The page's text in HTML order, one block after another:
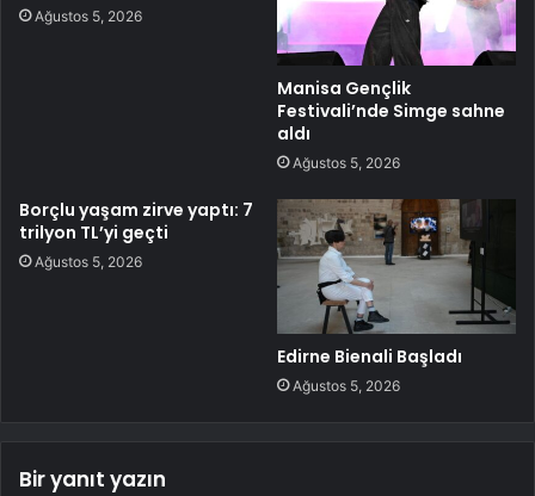
Ağustos 5, 2026
Manisa Gençlik
Festivali’nde Simge sahne
aldı
Ağustos 5, 2026
Borçlu yaşam zirve yaptı: 7
trilyon TL’yi geçti
Ağustos 5, 2026
Edirne Bienali Başladı
Ağustos 5, 2026
Bir yanıt yazın